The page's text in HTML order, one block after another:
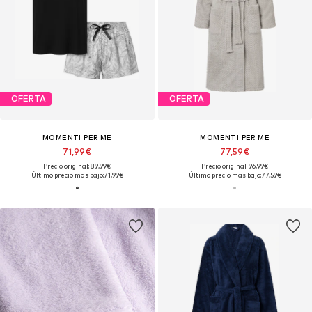
OFERTA
MOMENTI PER ME
71,99€
Precio original: 89,99€
Último precio más bajo:71,99€
OFERTA
MOMENTI PER ME
77,59€
Precio original: 96,99€
Último precio más bajo:77,59€